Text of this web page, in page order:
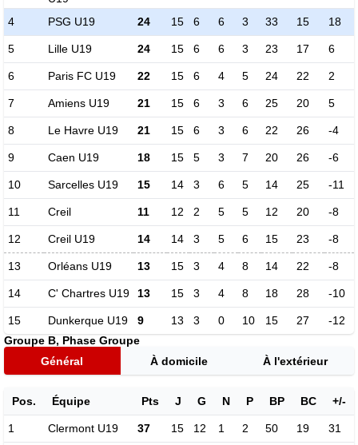
4 PSG U19 24 15 6 6 3 33 15 18
5 Lille U19 24 15 6 6 3 23 17 6
6 Paris FC U19 22 15 6 4 5 24 22 2
7 Amiens U19 21 15 6 3 6 25 20 5
8 Le Havre U19 21 15 6 3 6 22 26 -4
9 Caen U19 18 15 5 3 7 20 26 -6
10 Sarcelles U19 15 14 3 6 5 14 25 -11
11 Creil 11 12 2 5 5 12 20 -8
12 Creil U19 14 14 3 5 6 15 23 -8
13 Orléans U19 13 15 3 4 8 14 22 -8
14 C' Chartres U19 13 15 3 4 8 18 28 -10
15 Dunkerque U19 9 13 3 0 10 15 27
-12
Groupe B, Phase Groupe
Général
À domicile À l'extérieur
Pos. Équipe Pts J G N P BP BC +/-
1 Clermont U19 37 15 12 1 2 50 19 31